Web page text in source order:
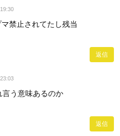
禁止されてたし残当
返信
う意味あるのか
返信